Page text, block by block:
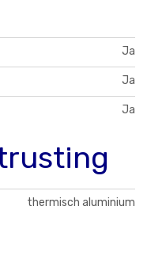
Ja
Ja
Ja
thermisch aluminium